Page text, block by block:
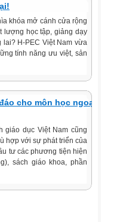
khóa mở cánh cửa rộng
lượng học tập, giảng dạy
H-PEC Việt Nam vừa
tính năng ưu việt, sản
cho môn học ngoại
giáo dục Việt Nam cũng
hợp với sự phát triển của
tư các phương tiện hiện
sách giáo khoa, phần